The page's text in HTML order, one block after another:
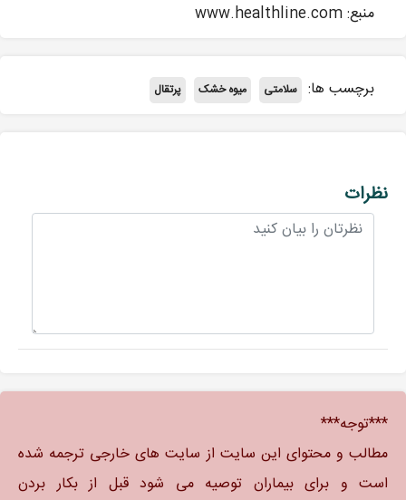
منبع: www.healthline.com
برچسب ها: سلامتی میوه خشک پرتقال
نظرات
***توجه***
مطالب و محتوای این سایت از سایت های خارجی ترجمه شده
است و برای بیماران توصیه می شود قبل از بکار بردن